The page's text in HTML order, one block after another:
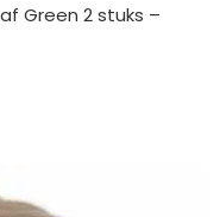
Green 2 stuks –